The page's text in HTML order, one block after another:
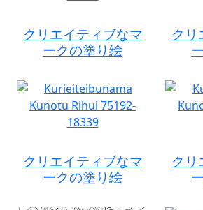
クリエイティブなマ
ークの塗り絵
クリ
クリエイティブなマ
ークの塗り絵
クリ